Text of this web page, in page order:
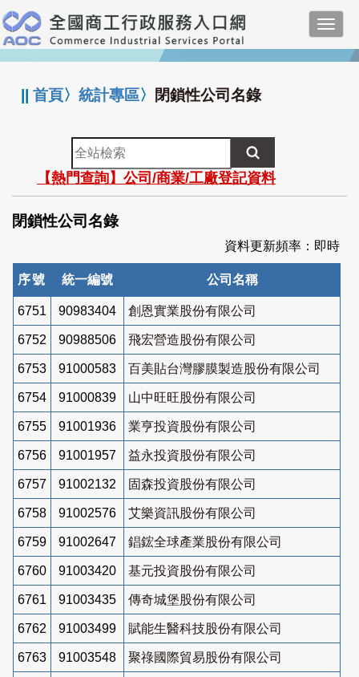
跳
到
主
要
:::
||首頁〉統計專區〉 閉鎖性公司名錄
全
站
檢
索
【熱門查詢】公司/商業/工廠登記資料
閉鎖性公司名錄
資料更新頻率：即時
序號 統一編號 公司名稱
6751 90983404 創恩實業股份有限公司
6752 90988506 飛宏營造股份有限公司
6753 91000583 百美貼台灣膠膜製造股份有限公司
6754 91000839 山中旺旺股份有限公司
6755 91001936 業亨投資股份有限公司
6756 91001957 益永投資股份有限公司
6757 91002132 固森投資股份有限公司
6758 91002576 艾樂資訊股份有限公司
6759 91002647 錩鋐全球產業股份有限公司
6760 91003420 基元投資股份有限公司
6761 91003435 傳奇城堡股份有限公司
6762 91003499 賦能生醫科技股份有限公司
6763 91003548 聚祿國際貿易股份有限公司